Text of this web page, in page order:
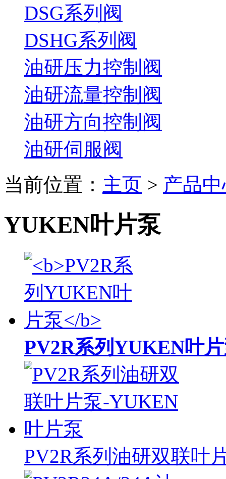
DSG系列阀
DSHG系列阀
油研压力控制阀
油研流量控制阀
油研方向控制阀
油研伺服阀
当前位置： 主页 > 产品
YUKEN叶片泵
PV2R系列YUKEN叶
PV2R系列油研双联叶